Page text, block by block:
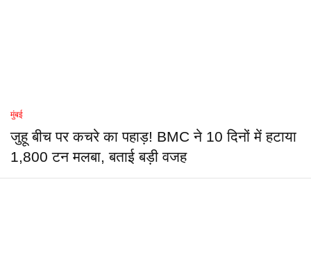
मुंबई
जुहू बीच पर कचरे का पहाड़! BMC ने 10 दिनों में हटाया
1,800 टन मलबा, बताई बड़ी वजह